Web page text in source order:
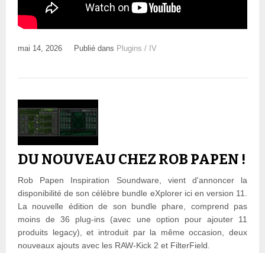
mai 14, 2026 Publié dans Plugins / IV
DU NOUVEAU CHEZ ROB PAPEN !
Rob Papen Inspiration Soundware, vient d'annoncer la
disponibilité de son célèbre bundle eXplorer ici en version 11.
La nouvelle édition de son bundle phare, comprend pas
moins de 36 plug-ins (avec une option pour ajouter 11
produits legacy), et introduit par la même occasion, deux
nouveaux ajouts avec les RAW-Kick 2 et FilterField.